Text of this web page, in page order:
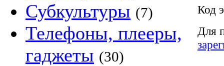
Субкультуры (7)
Телефоны, плееры,
гаджеты (30)
Код
Для